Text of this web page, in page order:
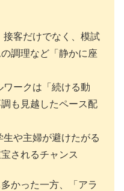
接客だけでなく、模試
調理など「静かに座
ワークは「続ける動
も見越したペース配
生や主婦が避けたがる
されるチャンス
かった一方、「アラ